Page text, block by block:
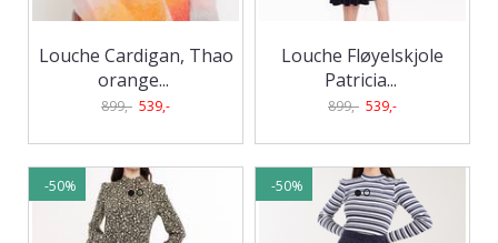
Louche Cardigan, Thao
orange...
899,- 539,-
Louche Fløyelskjole
Patricia...
899,- 539,-
-50% -50%